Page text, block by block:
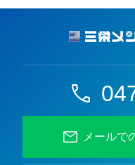
メールで